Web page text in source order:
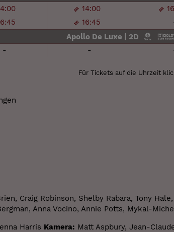
14:00
16:45
- -
Apollo De Luxe | 2D
Für Tickets auf die Uhrzeit
Craig Robinson, Shelby Rabara, Tony
Anna Vocino, Annie Potts, Mykal-
Harris Kamera: Matt Aspbury, Jean-